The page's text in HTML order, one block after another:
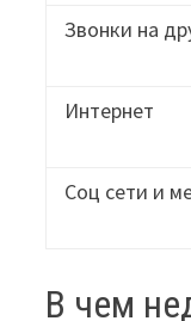
Звонки на
Интернет
Соц сети и
В чем